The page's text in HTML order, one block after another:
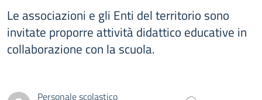
Le associazioni e gli Enti del territorio sono
invitate proporre attività didattico educative in
collaborazione con la scuola.
Personale scolastico